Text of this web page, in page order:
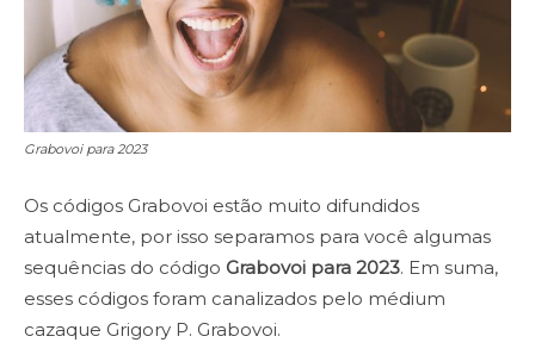
Grabovoi para 2023
Os códigos Grabovoi estão muito difundidos
atualmente, por isso separamos para você algumas
sequências do código Grabovoi para 2023. Em suma,
esses códigos foram canalizados pelo médium
cazaque Grigory P. Grabovoi.